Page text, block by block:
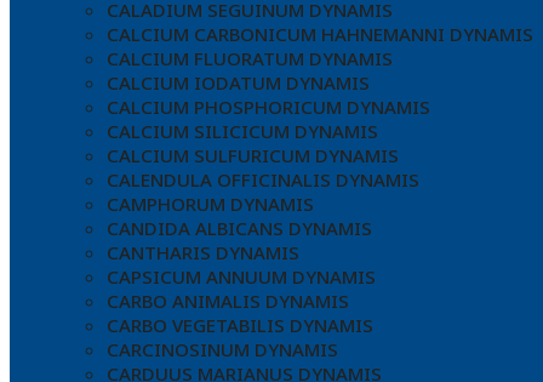
CALADIUM SEGUINUM DYNAMIS
CALCIUM CARBONICUM HAHNEMANNI DYNAMIS
CALCIUM FLUORATUM DYNAMIS
CALCIUM IODATUM DYNAMIS
CALCIUM PHOSPHORICUM DYNAMIS
CALCIUM SILICICUM DYNAMIS
CALCIUM SULFURICUM DYNAMIS
CALENDULA OFFICINALIS DYNAMIS
CAMPHORUM DYNAMIS
CANDIDA ALBICANS DYNAMIS
CANTHARIS DYNAMIS
CAPSICUM ANNUUM DYNAMIS
CARBO ANIMALIS DYNAMIS
CARBO VEGETABILIS DYNAMIS
CARCINOSINUM DYNAMIS
CARDUUS MARIANUS DYNAMIS